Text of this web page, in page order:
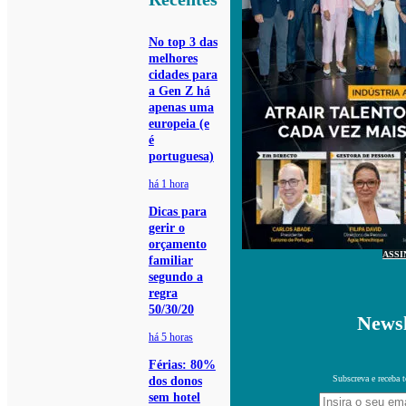
No top 3 das
melhores
cidades para
a Gen Z há
apenas uma
europeia (e
é
portuguesa)
há 1 hora
Dicas para
gerir o
orçamento
familiar
segundo a
regra
50/30/20
há 5 horas
Férias: 80%
dos donos
sem hotel
Subscreva e receba